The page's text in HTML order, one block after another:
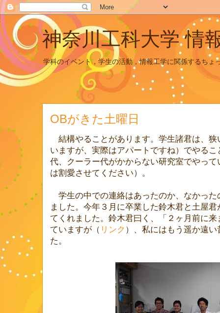
神奈川工科大学 情
学科のイベント，学生の活動，情報工学に関係するちょ
OBがきた土曜日
結構やることがあります。学生諸君は、狭
いますが、実際はアパートですね）でやる
代、クーラー代がかからない研究室でやっ
は割愛させてください）。
学生の中での連絡はあったのか、なかった
ました。今年３月に卒業した鈴木君と土屋
てくれました。鈴木君曰く、「２ヶ月前に
ていますが（ リンク ）、私にはもう遥か遠
た。